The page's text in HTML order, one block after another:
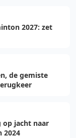
2027: zet
de gemiste
op jacht naar
2024